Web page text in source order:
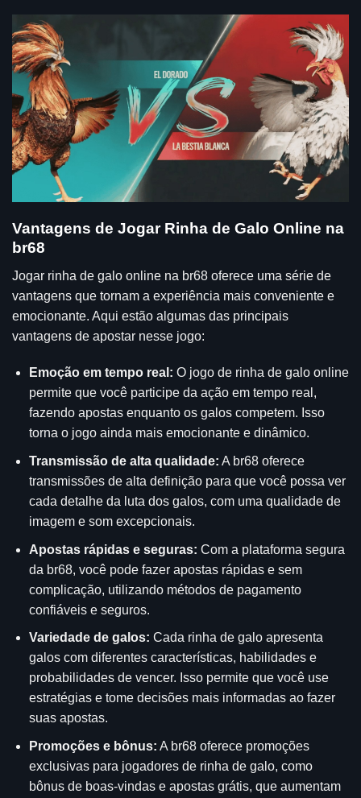
Vantagens de Jogar Rinha de Galo Online na
br68
Jogar rinha de galo online na br68 oferece uma série de
vantagens que tornam a experiência mais conveniente e
emocionante. Aqui estão algumas das principais
vantagens de apostar nesse jogo:
Emoção em tempo real: O jogo de rinha de galo online
permite que você participe da ação em tempo real,
fazendo apostas enquanto os galos competem. Isso
torna o jogo ainda mais emocionante e dinâmico.
Transmissão de alta qualidade: A br68 oferece
transmissões de alta definição para que você possa ver
cada detalhe da luta dos galos, com uma qualidade de
imagem e som excepcionais.
Apostas rápidas e seguras: Com a plataforma segura
da br68, você pode fazer apostas rápidas e sem
complicação, utilizando métodos de pagamento
confiáveis e seguros.
Variedade de galos: Cada rinha de galo apresenta
galos com diferentes características, habilidades e
probabilidades de vencer. Isso permite que você use
estratégias e tome decisões mais informadas ao fazer
suas apostas.
Promoções e bônus: A br68 oferece promoções
exclusivas para jogadores de rinha de galo, como
bônus de boas-vindas e apostas grátis, que aumentam